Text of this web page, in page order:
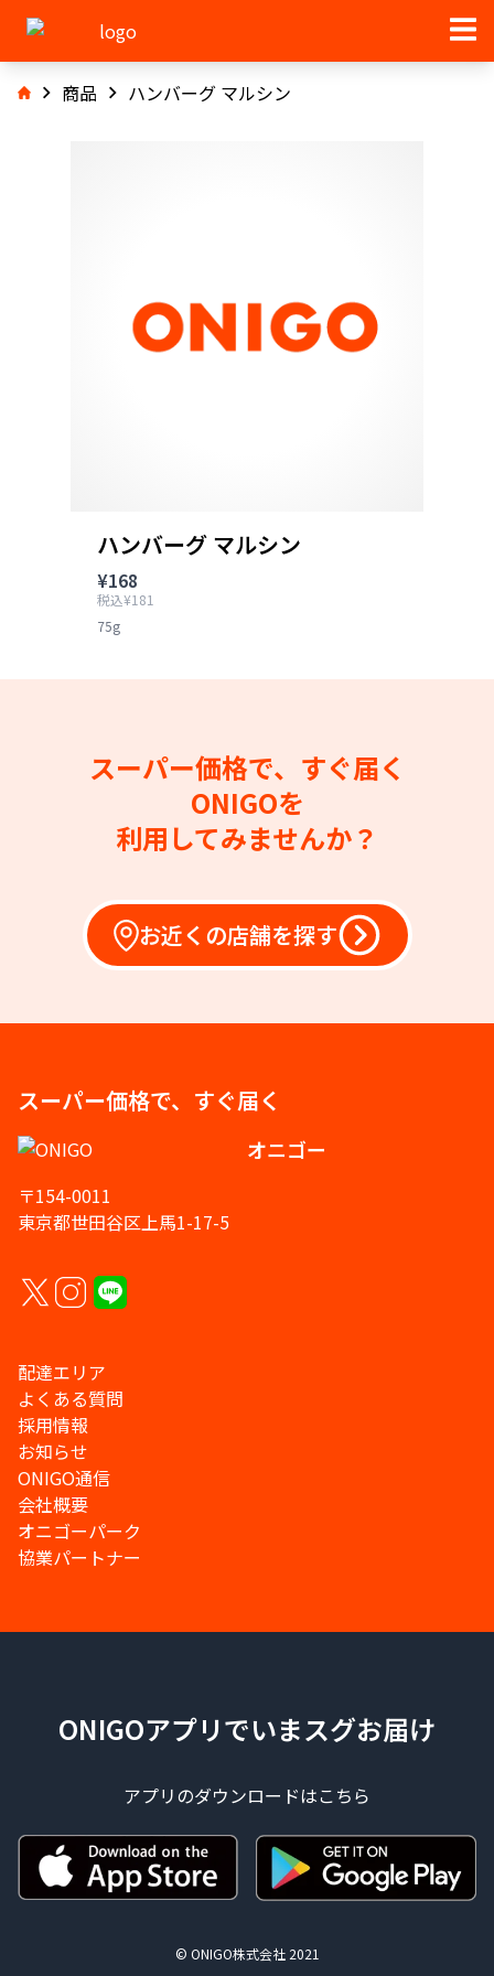
商品 ハンバーグ マルシン
ハンバーグ マルシン
¥168
税込¥181
75g
スーパー価格で、すぐ届く
ONIGOを
利用してみませんか？
お近くの店舗を探す
スーパー価格で、すぐ届く
オニゴー
〒154-0011
東京都世田谷区上馬1-17-5
配達エリア
よくある質問
採用情報
お知らせ
ONIGO通信
会社概要
オニゴーパーク
協業パートナー
ONIGOアプリでいまスグお届け
アプリのダウンロードはこちら
© ONIGO株式会社 2021